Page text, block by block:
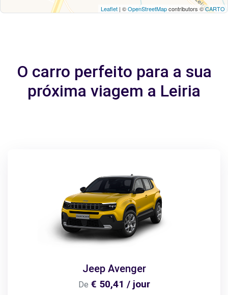
Leaflet | ©OpenStreetMapcontributors ©CARTO
O carro perfeito para a sua
próxima viagem a Leiria
Jeep Avenger
De € 50,41 / jour